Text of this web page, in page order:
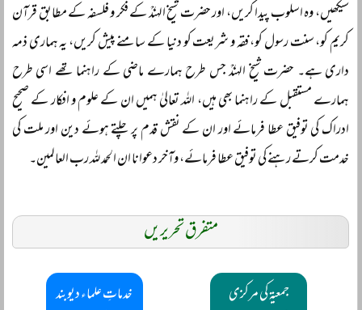
سیکھیں، وہ اسلوب پیدا کریں، اور حضرت شیخ الہندؒ کے فکر و فلسفہ کے مطابق قرآن
کریم کو، سنت رسول کو، فقہ و شریعت کو دنیا کے سامنے پیش کریں، یہ ہماری ذمہ
داری ہے۔ حضرت شیخ الہندؒ جس طرح ہمارے ماضی کے راہنما تھے اسی طرح
ہمارے مستقبل کے راہنما بھی ہیں، اللہ تعالیٰ ہمیں ان کے علوم و افکار کے صحیح
ادراک کی توفیق عطا فرمائے اور ان کے نقش قدم پر چلتے ہوئے دین اور ملت کی
خدمت کرتے رہنے کی توفیق عطا فرمائے، وآخر دعوانا ان الحمد للہ رب العالمین۔
متفرق تحریریں
جمعیۃ کی مرکزی
خدماتِ علماء دیوبند